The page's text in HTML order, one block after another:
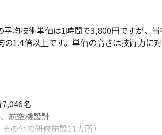
均技術単価は1時間で3,800円ですが、
1.4倍以上です。単価の高さは技術力に
名
航空機設計
の他の研修施設11カ所）